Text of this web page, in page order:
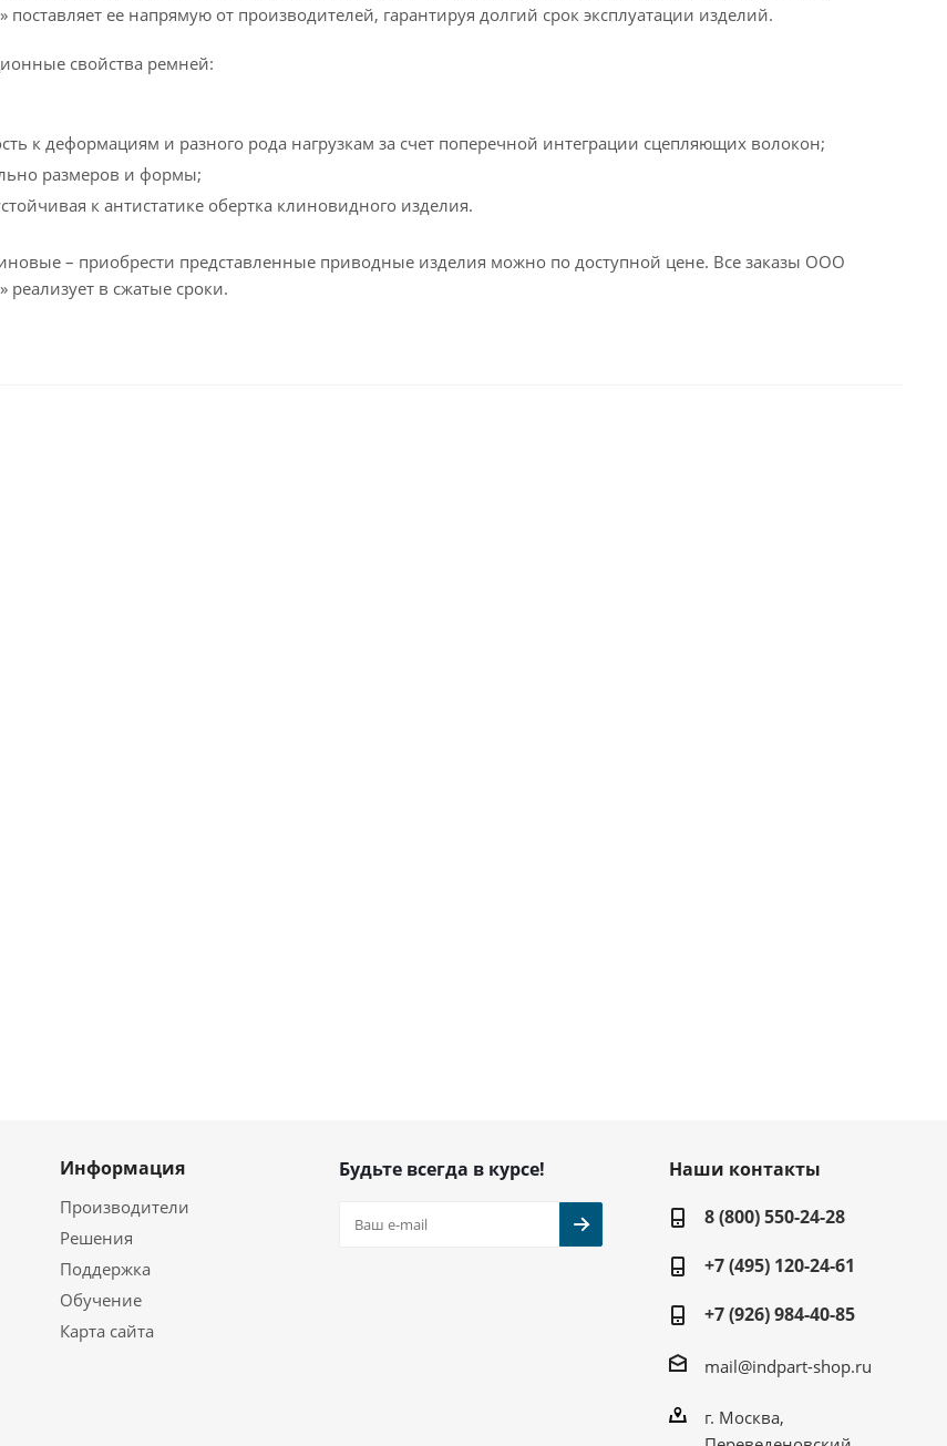
поставляет ее напрямую от производителей, гарантируя долгий срок эксплуатации изделий.
свойства ремней:
к деформациям и разного рода нагрузкам за счет поперечной интеграции сцепляющих волокон;
размеров и формы;
к антистатике обертка клиновидного изделия.
– приобрести представленные приводные изделия можно по доступной цене. Все заказы ООО
реализует в сжатые сроки.
Информация
Производители
Решения
Поддержка
Обучение
Карта сайта
Будьте всегда в курсе!
Наши контакты
8 (800) 550-24-28
+7 (495) 120-24-61
+7 (926) 984-40-85
mail@indpart-shop.ru
г. Москва,